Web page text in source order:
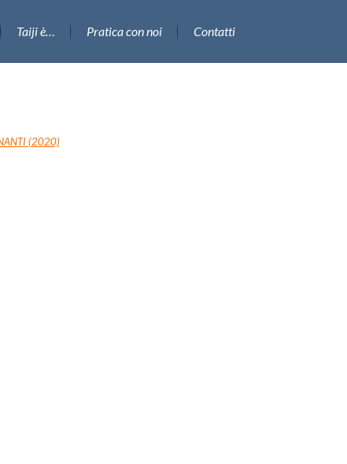
Taiji è… Pratica con noi Contatti
(2020)